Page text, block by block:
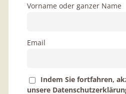
Vorname oder ganzer Name
Email
Indem Sie fortfahren,
unsere